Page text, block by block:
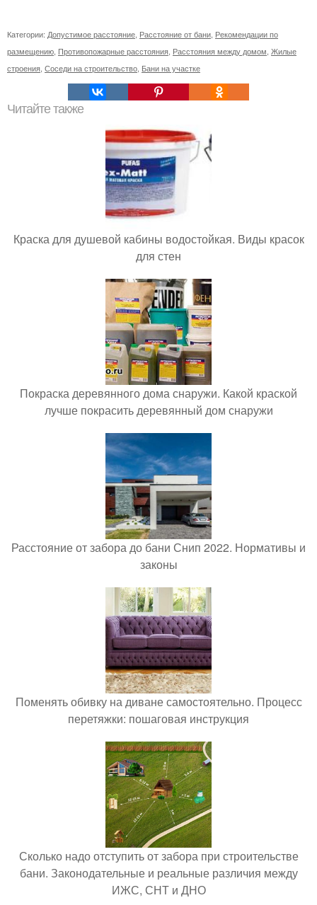
Категории: Допустимое расстояние, Расстояние от бани, Рекомендации по
размещению, Противопожарные расстояния, Расстояния между домом, Жилые
строения, Соседи на строительство, Бани на участке
Читайте также
Краска для душевой кабины водостойкая. Виды красок
для стен
Покраска деревянного дома снаружи. Какой краской
лучше покрасить деревянный дом снаружи
Расстояние от забора до бани Снип 2022. Нормативы и
законы
Поменять обивку на диване самостоятельно. Процесс
перетяжки: пошаговая инструкция
Сколько надо отступить от забора при строительстве
бани. Законодательные и реальные различия между
ИЖС, СНТ и ДНО